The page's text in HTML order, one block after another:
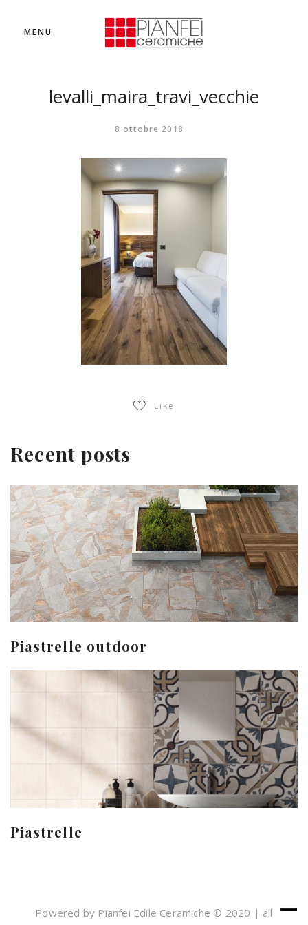
MENU
levalli_maira_travi_vecchie
8 ottobre 2018
Like
Recent posts
Piastrelle outdoor
Piastrelle
Powered by Pianfei Edile Ceramiche © 2020 | all